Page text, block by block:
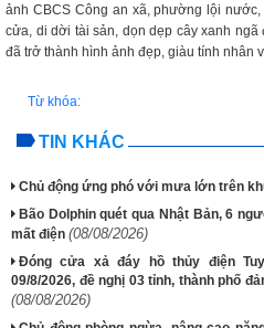
ảnh CBCS Công an xã, phường lội
cửa, di dời tài sản, dọn dẹp cây xanh
đã trở thành hình ảnh đẹp, giàu tính nhân
Từ khóa:
TIN KHÁC
Chủ động ứng phó với mưa lớn trên
Bão Dolphin quét qua Nhật Bản, 6
mất điện (08/08/2026)
Đóng cửa xả đáy hồ thủy điện
09/8/2026, đề nghị 03 tỉnh, thành phố
(08/08/2026)